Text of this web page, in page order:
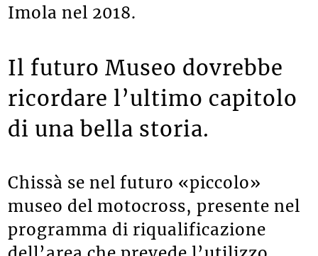
Il futuro Museo dovrebbe
ricordare l’ultimo capitolo
di una bella storia.
Chissà se nel futuro «piccolo»
museo del motocross, presente nel
programma di riqualificazione